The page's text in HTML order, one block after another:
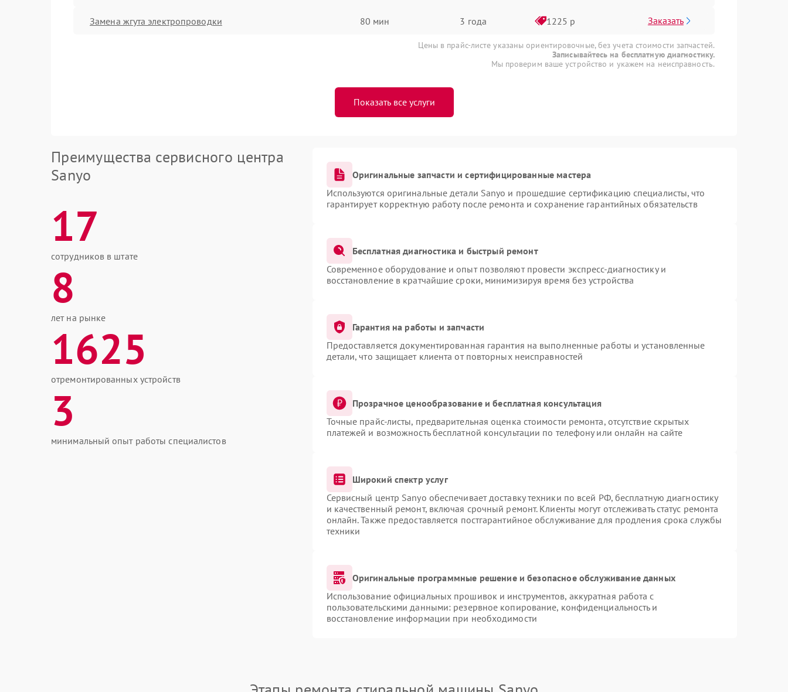
Замена жгута электропроводки 80 мин 3 года 1225 р Заказать
Цены в прайс-листе указаны ориентировочные, без учета стоимости запчастей.
Записывайтесь на бесплатную диагностику.
Мы проверим ваше устройство и укажем на неисправность.
Показать все услуги
Преимущества сервисного центра
Sanyo
17
сотрудников в штате
8
лет на рынке
1625
отремонтированных устройств
3
минимальный опыт работы специалистов
Оригинальные запчасти и сертифицированные мастера
Используются оригинальные детали Sanyo и прошедшие сертификацию специалисты, что
гарантирует корректную работу после ремонта и сохранение гарантийных обязательств
Бесплатная диагностика и быстрый ремонт
Современное оборудование и опыт позволяют провести экспресс-диагностику и
восстановление в кратчайшие сроки, минимизируя время без устройства
Гарантия на работы и запчасти
Предоставляется документированная гарантия на выполненные работы и установленные
детали, что защищает клиента от повторных неисправностей
Прозрачное ценообразование и бесплатная консультация
Точные прайс-листы, предварительная оценка стоимости ремонта, отсутствие скрытых
платежей и возможность бесплатной консультации по телефону или онлайн на сайте
Широкий спектр услуг
Сервисный центр Sanyo обеспечивает доставку техники по всей РФ, бесплатную диагностику
и качественный ремонт, включая срочный ремонт. Клиенты могут отслеживать статус ремонта
онлайн. Также предоставляется постгарантийное обслуживание для продления срока службы
техники
Оригинальные программные решение и безопасное обслуживание данных
Использование официальных прошивок и инструментов, аккуратная работа с
пользовательскими данными: резервное копирование, конфиденциальность и
восстановление информации при необходимости